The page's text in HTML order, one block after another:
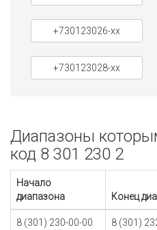
+730123026-xx
+730123028-xx
Диапазоны
код 8 301 230 2
Начало
диапазона
Конец
8 (301) 230-00-00 8 (301)